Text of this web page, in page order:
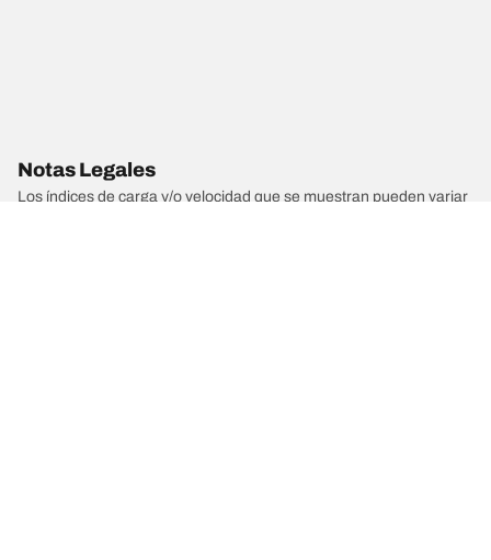
Notas Legales
Los índices de carga y/o velocidad que se muestran pueden variar